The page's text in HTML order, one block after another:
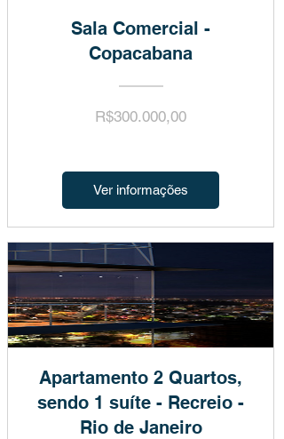
Sala Comercial -
Copacabana
R$300.000,00Preço
Ver informações
Apartamento 2 Quartos,
sendo 1 suíte - Recreio -
Rio de Janeiro